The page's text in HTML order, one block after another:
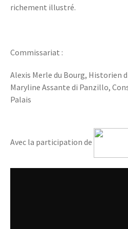
richement illustré.
Commissariat :
Alexis Merle du Bourg, Historien
Maryline Assante di Panzillo,
Palais
Avec la participation de